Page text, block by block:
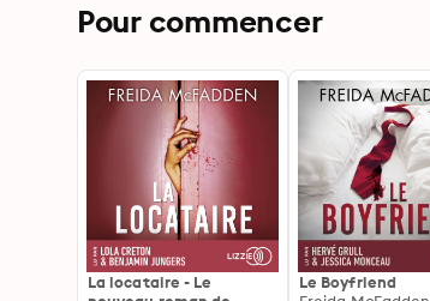
Pour commencer
La locataire - Le
Le Boyfriend